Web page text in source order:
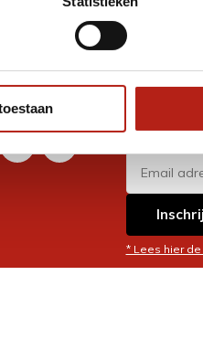
Eenvoudig ruilen of retour
* Lees hier